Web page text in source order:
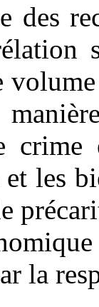
des
crime
les
la